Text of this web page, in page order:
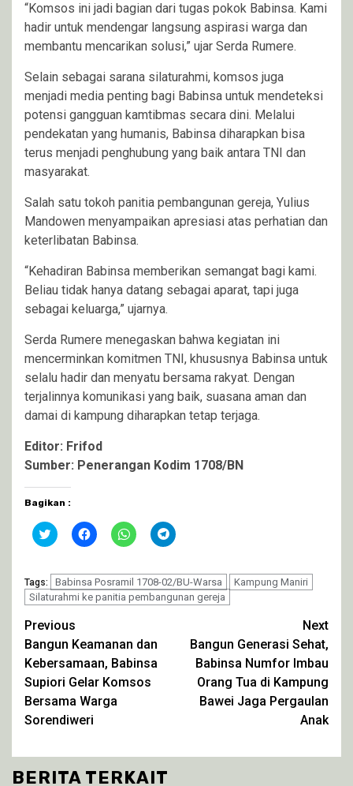
“Komsos ini jadi bagian dari tugas pokok Babinsa. Kami
hadir untuk mendengar langsung aspirasi warga dan
membantu mencarikan solusi,” ujar Serda Rumere.
Selain sebagai sarana silaturahmi, komsos juga
menjadi media penting bagi Babinsa untuk mendeteksi
potensi gangguan kamtibmas secara dini. Melalui
pendekatan yang humanis, Babinsa diharapkan bisa
terus menjadi penghubung yang baik antara TNI dan
masyarakat.
Salah satu tokoh panitia pembangunan gereja, Yulius
Mandowen menyampaikan apresiasi atas perhatian dan
keterlibatan Babinsa.
“Kehadiran Babinsa memberikan semangat bagi kami.
Beliau tidak hanya datang sebagai aparat, tapi juga
sebagai keluarga,” ujarnya.
Serda Rumere menegaskan bahwa kegiatan ini
mencerminkan komitmen TNI, khususnya Babinsa untuk
selalu hadir dan menyatu bersama rakyat. Dengan
terjalinnya komunikasi yang baik, suasana aman dan
damai di kampung diharapkan tetap terjaga.
Editor: Frifod
Sumber: Penerangan Kodim 1708/BN
Bagikan :
Klik
untuk
Twitter(Membuka
di
jendela
yang
Klik
untuk
Facebook(Membuka
di
jendela
yang
Klik
untuk
WhatsApp(Membuka
di
jendela
yang
Klik
untuk
Telegram(Membuka
di
jendela
yang
Tags: Babinsa Posramil 1708-02/BU-Warsa
Kampung Maniri
Silaturahmi ke panitia pembangunan gereja
Continue
Reading
Previous
Bangun Keamanan dan
Kebersamaan, Babinsa
Supiori Gelar Komsos
Bersama Warga
Sorendiweri
Next
Bangun Generasi Sehat,
Babinsa Numfor Imbau
Orang Tua di Kampung
Bawei Jaga Pergaulan
Anak
BERITA TERKAIT